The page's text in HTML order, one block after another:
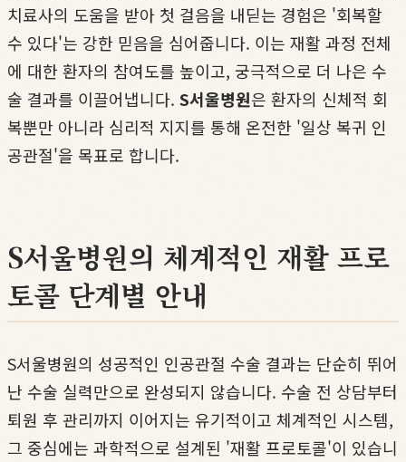
치료사의 도움을 받아 첫 걸음을 내딛는 경험은 '회복할
수 있다'는 강한 믿음을 심어줍니다. 이는 재활 과정 전체
에 대한 환자의 참여도를 높이고, 궁극적으로 더 나은 수
술 결과를 이끌어냅니다. S서울병원은 환자의 신체적 회
복뿐만 아니라 심리적 지지를 통해 온전한 '일상 복귀 인
공관절'을 목표로 합니다.
S서울병원의 체계적인 재활 프로
토콜 단계별 안내
S서울병원의 성공적인 인공관절 수술 결과는 단순히 뛰어
난 수술 실력만으로 완성되지 않습니다. 수술 전 상담부터
퇴원 후 관리까지 이어지는 유기적이고 체계적인 시스템,
그 중심에는 과학적으로 설계된 '재활 프로토콜'이 있습니